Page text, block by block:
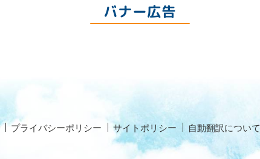
バナー広告
プライバシーポリシー サイトポリシー 自動翻訳について